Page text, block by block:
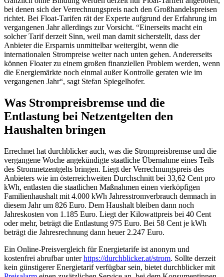
bei denen sich der Verrechnungspreis nach den Großhandelspreisen
richtet. Bei Float-Tarifen rät der Experte aufgrund der Erfahrung im
vergangenen Jahr allerdings zur Vorsicht. “Einerseits macht ein
solcher Tarif derzeit Sinn, weil man damit sicherstellt, dass der
Anbieter die Ersparnis unmittelbar weitergibt, wenn die
internationalen Strompreise weiter nach unten gehen. Andererseits
können Floater zu einem großen finanziellen Problem werden, wenn
die Energiemärkte noch einmal außer Kontrolle geraten wie im
vergangenen Jahr“, sagt Stefan Spiegelhofer.
Was Strompreisbremse und die
Entlastung bei Netzentgelten den
Haushalten bringen
Errechnet hat durchblicker auch, was die Strompreisbremse und die
vergangene Woche angekündigte staatliche Übernahme eines Teils
des Stromnetzentgelts bringen. Liegt der Verrechnungspreis des
Anbieters wie im österreichweiten Durchschnitt bei 33,62 Cent pro
kWh, entlasten die staatlichen Maßnahmen einen vierköpfigen
Familienhaushalt mit 4.000 kWh Jahresstromverbrauch demnach in
diesem Jahr um 826 Euro. Dem Haushalt bleiben dann noch
Jahreskosten von 1.185 Euro. Liegt der Kilowattpreis bei 40 Cent
oder mehr, beträgt die Entlastung 975 Euro. Bei 58 Cent je kWh
beträgt die Jahresrechnung dann heuer 2.247 Euro.
Ein Online-Preisvergleich für Energietarife ist anonym und
kostenfrei abrufbar unterhttps://durchblicker.at/strom. Sollte derzeit
kein günstigerer Energietarif verfügbar sein, bietet durchblicker mit